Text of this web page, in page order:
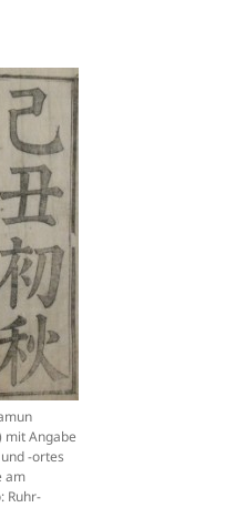
mit Angabe
-ortes
am
Ruhr-